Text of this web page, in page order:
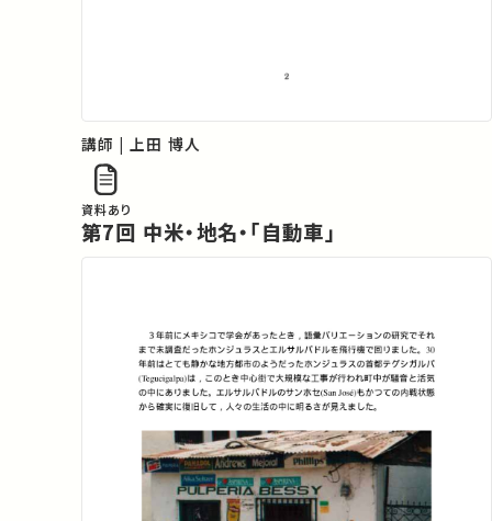
講師 | 上田 博人
資料あり
第7回 中米・地名・「自動車」